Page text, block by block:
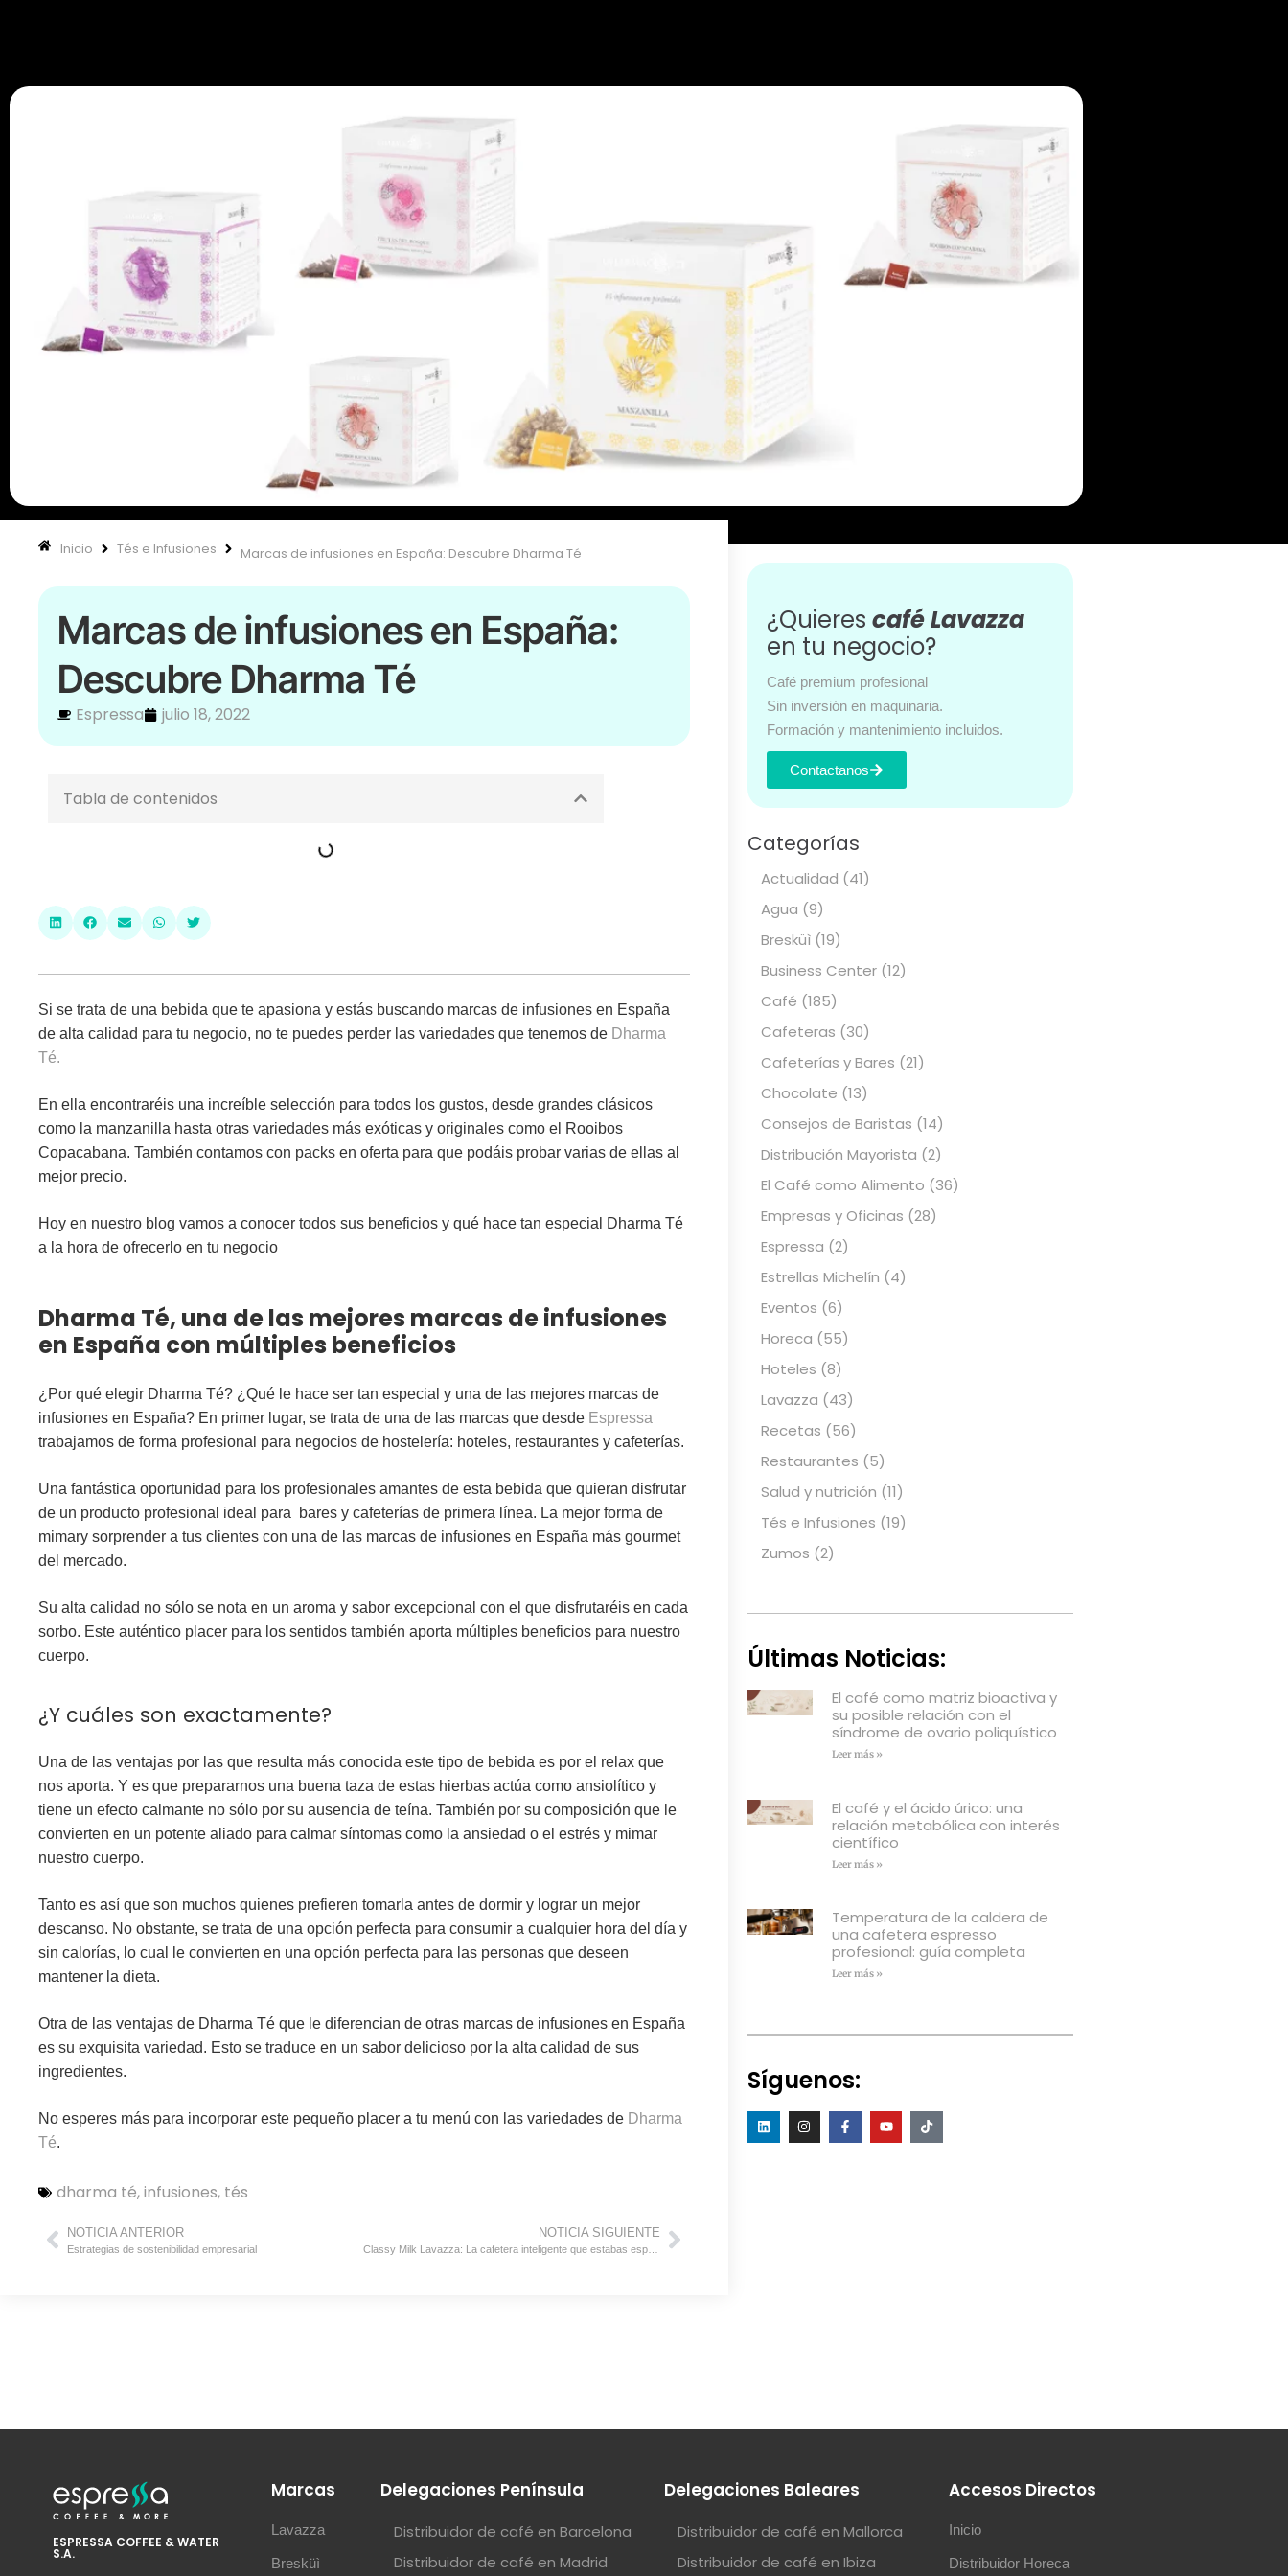
Inicio Tés e Infusiones Marcas de infusiones en España: Descubre Dharma Té
Marcas de infusiones en España:
Descubre Dharma Té
Espressa julio 18, 2022
Tabla de contenidos
Si se trata de una bebida que te apasiona y estás buscando marcas de infusiones en España
de alta calidad para tu negocio, no te puedes perder las variedades que tenemos de Dharma
Té.
En ella encontraréis una increíble selección para todos los gustos, desde grandes clásicos
como la manzanilla hasta otras variedades más exóticas y originales como el Rooibos
Copacabana. También contamos con packs en oferta para que podáis probar varias de ellas al
mejor precio.
Hoy en nuestro blog vamos a conocer todos sus beneficios y qué hace tan especial
Dharma Té
a la hora de ofrecerlo en tu negocio
Dharma Té, una de las mejores marcas de infusiones
en España con múltiples beneficios
¿Por qué elegir Dharma Té? ¿Qué le hace ser tan especial y una de las mejores marcas de
infusiones en España? En primer lugar, se trata de una de las marcas que desde Espressa
trabajamos de forma profesional para negocios de hostelería: hoteles, restaurantes y cafeterías.
Una fantástica oportunidad para los profesionales amantes de esta bebida que quieran disfrutar
de un producto profesional ideal para bares y cafeterías de primera línea. La mejor forma de
mimary sorprender a tus clientes con una de las marcas de infusiones en España más gourmet
del mercado.
Su alta calidad no sólo se nota en un aroma y sabor excepcional con el que disfrutaréis en cada
sorbo. Este auténtico placer para los sentidos también aporta múltiples beneficios para nuestro
cuerpo.
¿Y cuáles son exactamente?
Una de las ventajas por las que resulta más conocida este tipo de bebida es por el relax que
nos aporta. Y es que prepararnos una buena taza de estas hierbas actúa como ansiolítico y
tiene un efecto calmante no sólo por su ausencia de teína. También por su composición que le
convierten en un potente aliado para calmar síntomas como la ansiedad o el estrés y mimar
nuestro cuerpo.
Tanto es así que son muchos quienes prefieren tomarla antes de dormir y lograr un mejor
descanso. No obstante, se trata de una opción perfecta para consumir a cualquier hora del día y
sin calorías, lo cual le convierten en una opción perfecta para las personas que deseen
mantener la dieta.
Otra de las ventajas de Dharma Té que le diferencian de otras marcas de infusiones en España
es su exquisita variedad. Esto se traduce en un sabor delicioso por la alta calidad de sus
ingredientes.
No esperes más para incorporar este pequeño placer a tu menú con las variedades de Dharma
Té.
dharma té,infusiones, tés
NOTICIA ANTERIOR
Estrategias de sostenibilidad empresarial
NOTICIA SIGUIENTE
¿Quieres café Lavazza
en tu negocio?
Café premium profesional
Sin inversión en maquinaria.
Formación y mantenimiento incluidos.
Contactanos
Categorías
Actualidad (41)
Agua (9)
Bresküì(19)
Business Center(12)
Café (185)
Cafeteras (30)
Cafeterías y Bares (21)
Chocolate (13)
Consejos de Baristas (14)
Distribución Mayorista (2)
El Café como Alimento (36)
Empresas y Oficinas (28)
Espressa (2)
Estrellas Michelín (4)
Eventos (6)
Horeca (55)
Hoteles (8)
Lavazza (43)
Recetas (56)
Restaurantes (5)
Salud y nutrición (11)
Tés e Infusiones (19)
Zumos (2)
Últimas Noticias:
El café como matriz bioactiva y
su posible relación con el
síndrome de ovario poliquístico
Leer más »
El café y el ácido úrico: una
relación metabólica con interés
científico
Leer más »
Temperatura de la caldera de
una cafetera espresso
profesional: guía completa
Leer más »
Síguenos:
ESPRESSA COFFEE & WATER
S.A.
Marcas
Lavazza
Bresküì
Delegaciones Península
Distribuidor de café en Barcelona
Distribuidor de café en Madrid
Delegaciones Baleares
Distribuidor de café en Mallorca
Distribuidor de café en Ibiza
Accesos Directos
Inicio
Distribuidor Horeca